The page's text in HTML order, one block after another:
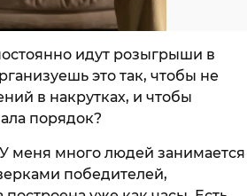
идут розыгрыши в
это так, чтобы не
в накрутках, и чтобы
порядок?
меня много людей занимается
победителей,